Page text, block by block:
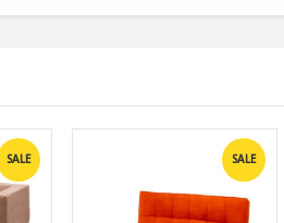
SALE SALE